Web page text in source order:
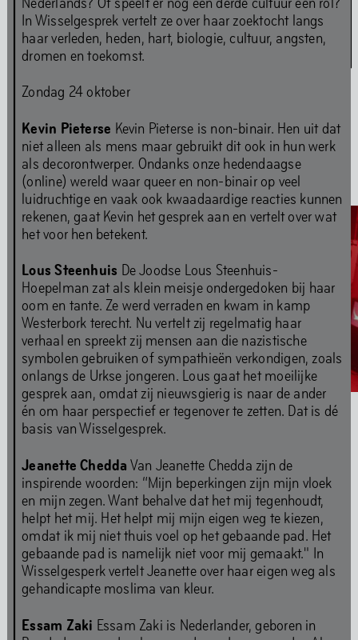
Amulet & Photon – Film Screening and Performance
6jul,2024
Media
Parrish Smith 'Never Break Faith'
ADE Panel Talk
Media Archief
Muziek
Ons muziekprogramma richt zich op experimentele
In Wisselgesprek vertelt ze over haar zoektocht langs
haar verleden, heden, hart, biologie, cultuur, angsten,
dromen en toekomst.
Zondag 24 oktober
Kevin Pieterse Kevin Pieterse is non-binair. Hen uit dat
niet alleen als mens maar gebruikt dit ook in hun werk
als decorontwerper. Ondanks onze hedendaagse
(online) wereld waar queer en non-binair op veel
luidruchtige en vaak ook kwaadaardige reacties kunnen
rekenen, gaat Kevin het gesprek aan en vertelt over wat
het voor hen betekent.
Lous Steenhuis De Joodse Lous Steenhuis-
Hoepelman zat als klein meisje ondergedoken bij haar
oom en tante. Ze werd verraden en kwam in kamp
Westerbork terecht. Nu vertelt zij regelmatig haar
verhaal en spreekt zij mensen aan die nazistische
symbolen gebruiken of sympathieën verkondigen, zoals
onlangs de Urkse jongeren. Lous gaat het moeilijke
gesprek aan, omdat zij nieuwsgierig is naar de ander
én om haar perspectief er tegenover te zetten. Dat is dé
basis van Wisselgesprek.
Jeanette Chedda Van Jeanette Chedda zijn de
inspirende woorden: “Mijn beperkingen zijn mijn vloek
en mijn zegen. Want behalve dat het mij tegenhoudt,
helpt het mij. Het helpt mij mijn eigen weg te kiezen,
omdat ik mij niet thuis voel op het gebaande pad. Het
gebaande pad is namelijk niet voor mij gemaakt." In
Wisselgesperk vertelt Jeanette over haar eigen weg als
gehandicapte moslima van kleur.
Essam Zaki Essam Zaki is Nederlander, geboren in